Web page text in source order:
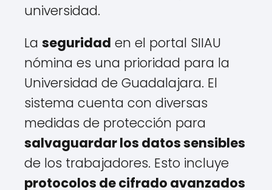
universidad.
La seguridad en el portal SIIAU
nómina es una prioridad para la
Universidad de Guadalajara. El
sistema cuenta con diversas
medidas de protección para
salvaguardar los datos sensibles
de los trabajadores. Esto incluye
protocolos de cifrado avanzados